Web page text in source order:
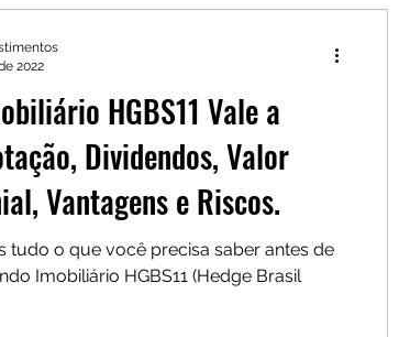
HGBS11 Vale a
Dividendos, Valor
Vantagens e Riscos.
tudo o que você precisa saber antes de
Imobiliário HGBS11 (Hedge Brasil
2022